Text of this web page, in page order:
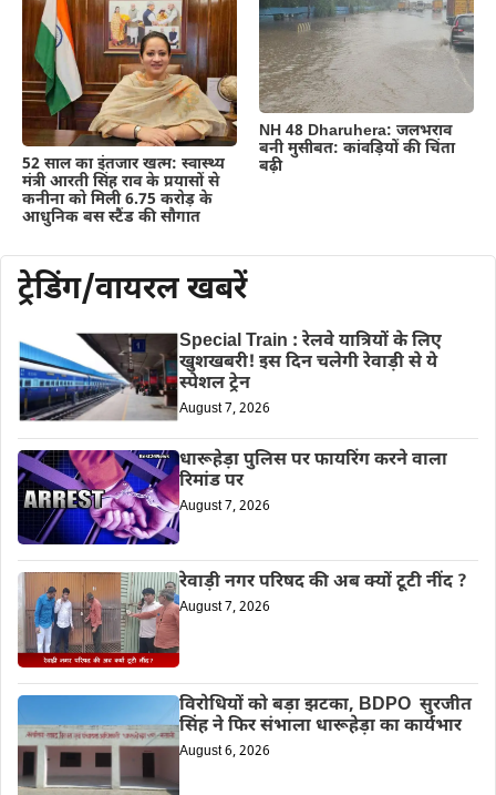
52 साल का इंतजार खत्म: स्वास्थ्य
मंत्री आरती सिंह राव के प्रयासों से
कनीना को मिली 6.75 करोड़ के
आधुनिक बस स्टैंड की सौगात
NH 48 Dharuhera: जलभराव
बनी मुसीबत: कांवड़ियों की चिंता
बढ़ी
ट्रेडिंग/वायरल खबरें
Special Train : रेलवे यात्रियों के लिए
खुशखबरी! इस दिन चलेगी रेवाड़ी से ये
स्पेशल ट्रेन
August 7, 2026
धारूहेड़ा पुलिस पर फायरिंग करने वाला
रिमांड पर
August 7, 2026
रेवाड़ी नगर परिषद की अब क्यों टूटी नींद ?
August 7, 2026
विरोधियों को बड़ा झटका, BDPO सुरजीत
सिंह ने फिर संभाला धारूहेड़ा का कार्यभार
August 6, 2026